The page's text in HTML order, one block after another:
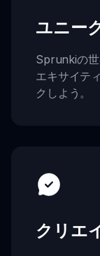
ユニー
Sprunkiの
エキサイテ
クしよう。
クリエ